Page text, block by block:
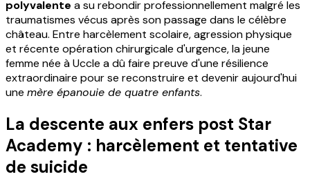
polyvalente a su rebondir professionnellement malgré les
traumatismes vécus après son passage dans le célèbre
château. Entre harcèlement scolaire, agression physique
et récente opération chirurgicale d'urgence, la jeune
femme née à Uccle a dû faire preuve d'une résilience
extraordinaire pour se reconstruire et devenir aujourd'hui
une mère épanouie de quatre enfants.
La descente aux enfers post Star
Academy : harcèlement et tentative
de suicide